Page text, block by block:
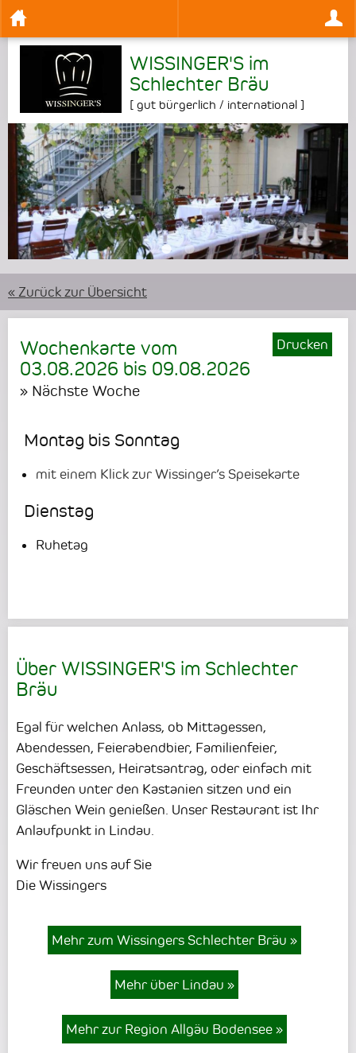
WISSINGER'S im
Schlechter Bräu
[ gut bürgerlich / international ]
••
« Zurück zur Übersicht
Drucken
Wochenkarte vom
03.08.2026 bis 09.08.2026
» Nächste Woche
Montag bis Sonntag
mit einem Klick zur Wissinger’s Speisekarte
Dienstag
Ruhetag
Über WISSINGER'S im Schlechter
Bräu
Egal für welchen Anlass, ob Mittagessen,
Abendessen, Feierabendbier, Familienfeier,
Geschäftsessen, Heiratsantrag, oder einfach mit
Freunden unter den Kastanien sitzen und ein
Gläschen Wein genießen. Unser Restaurant ist Ihr
Anlaufpunkt in Lindau.
Wir freuen uns auf Sie
Die Wissingers
Mehr zum Wissingers Schlechter Bräu »
Mehr über Lindau »
Mehr zur Region Allgäu Bodensee »